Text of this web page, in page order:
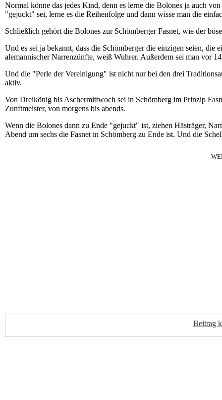
Normal könne das jedes Kind, denn es lerne die Bolones ja auch
"gejuckt" sei, lerne es die Reihenfolge und dann wisse man die
Schließlich gehört die Bolones zur Schömberger Fasnet, wie der
Und es sei ja bekannt, dass die Schömberger die einzigen seien,
alemannischer Narrenzünfte, weiß Wuhrer. Außerdem sei man vor
Und die "Perle der Vereinigung" ist nicht nur bei den drei
aktiv.
Von Dreikönig bis Aschermittwoch sei in Schömberg im Prinzip
Zunftmeister, von morgens bis abends.
Wenn die Bolones dann zu Ende "gejuckt" ist, ziehen Hästräger,
Abend um sechs die Fasnet in Schömberg zu Ende ist. Und die
Beitrag